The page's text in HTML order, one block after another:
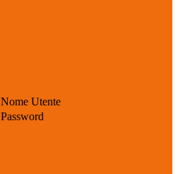
Nome Utente
Password